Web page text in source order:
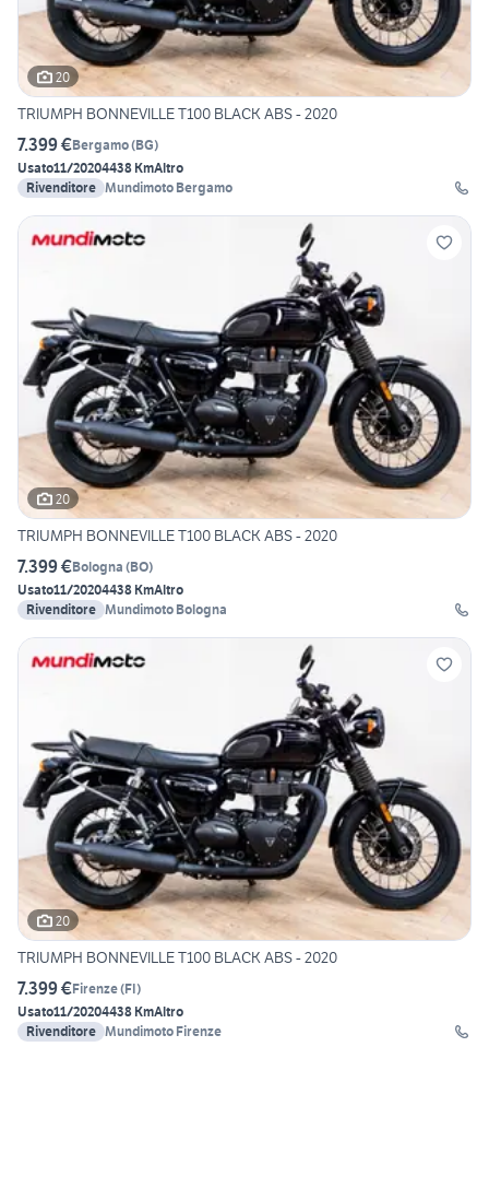
20
TRIUMPH BONNEVILLE T100 BLACK ABS - 2020
7.399 €Bergamo(BG)
Usato11/20204438 KmAltro
Rivenditore Mundimoto Bergamo
20
TRIUMPH BONNEVILLE T100 BLACK ABS - 2020
7.399 €Bologna (BO)
Usato11/20204438 KmAltro
Rivenditore Mundimoto Bologna
20
TRIUMPH BONNEVILLE T100 BLACK ABS - 2020
7.399 €Firenze(FI)
Usato11/20204438 KmAltro
Rivenditore Mundimoto Firenze